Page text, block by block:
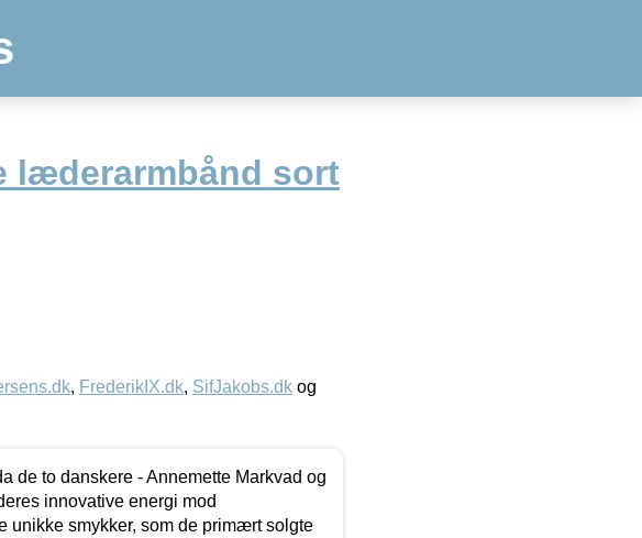
læderarmbånd sort
, FrederikIX.dk, SifJakobs.dk og
de to danskere - Annemette Markvad og
innovative energi mod
unikke smykker, som de primært solgte